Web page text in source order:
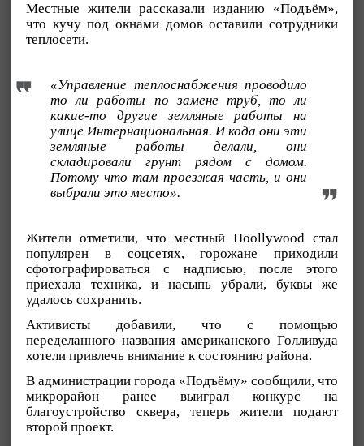
Местные жители рассказали изданию «Подъём»,
что кучу под окнами домов оставили сотрудники
теплосети.
«Управление теплоснабжения проводило
то ли работы по замене труб, то ли
какие-то другие земляные работы на
улице Интернациональная. И кода они эти
земляные работы делали, они
складировали грунт рядом с домом.
Потому что там проезжая часть, и они
выбрали это место».
Жители отметили, что местный Hoollywood стал
популярен в соцсетях, горожане приходили
сфотографироваться с надписью, после этого
приехала техника, и насыпь убрали, буквы же
удалось сохранить.
Активисты добавили, что с помощью
переделанного названия американского Голливуда
хотели привлечь внимание к состоянию района.
В администрации города «Подъёму» сообщили, что
микрорайон ранее выиграл конкурс на
благоустройство сквера, теперь жители подают
второй проект.